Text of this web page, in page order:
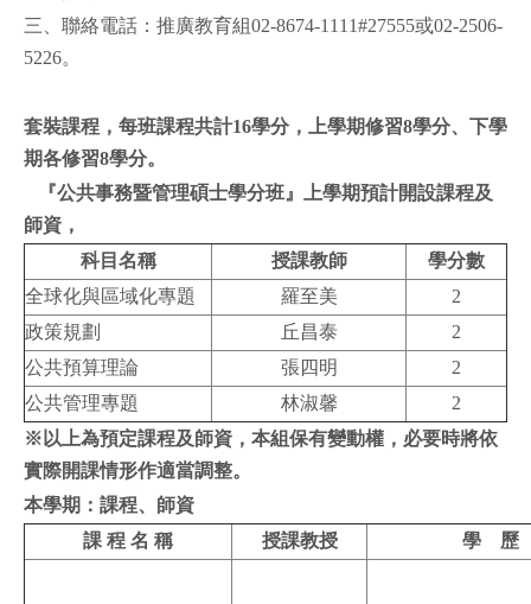
三、聯絡電話：推廣教育組02-8674-1111#27555或02-2506-
5226。
套裝課程，每班課程共計16學分，上學期修習8學分、下學
期各修習8學分。
『公共事務暨管理碩士學分班』上學期預計開設課程及
師資，
科目名稱
授課教師
學分數
全球化與區域化專題
羅至美
2
政策規劃
丘昌泰
2
公共預算理論
張四明
2
公共管理專題
林淑馨
2
※ 以上為預定課程及師資，本組保有變動權，必要時將依
實際開課情形作適當調整。
本學期：課程、師資
課 程 名 稱
授課教授 學 歷